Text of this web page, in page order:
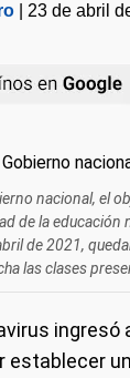
23 de abril
nacional, el
de la educación
de 2021,
las clases
ingresó
establecer